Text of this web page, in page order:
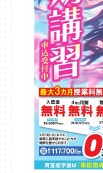
ベネッ
教室紹介
飯能教室
東松山教
育宝進学塾に
講師紹介
入塾の流
よくある